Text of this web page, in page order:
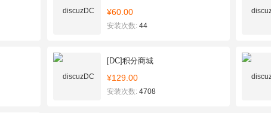
¥60.00
安装次数: 44
[DC]积分商城
¥129.00
安装次数: 4708